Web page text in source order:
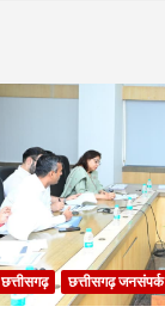
छत्तीसगढ़ छत्तीसगढ़ जनसंपर्क